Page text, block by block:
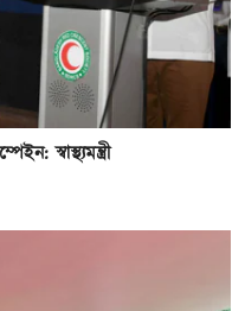
স্বাস্থ্যমন্ত্রী